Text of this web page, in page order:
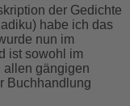
der Gedichte
habe ich das
nun im
ist sowohl im
allen gängigen
Buchhandlung